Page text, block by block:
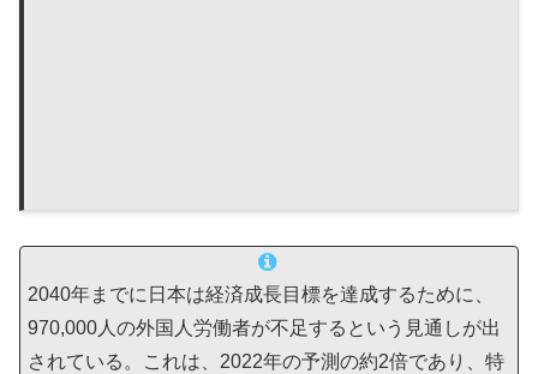
2040年までに日本は経済成長目標を達成するために、
970,000人の外国人労働者が不足するという見通しが出
されている。これは、2022年の予測の約2倍であり、特